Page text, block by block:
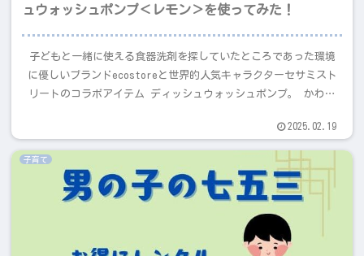
ュウォッシュポンプ＜レモン＞を使ってみた！
子どもと一緒に使える食器洗剤を探していたところであった環境
に優しいブランドecostoreと世界的人気キャラクターセサミスト
リートのコラボアイテム ディッシュウォッシュポンプ。 かわい
2025.02.19
子育て